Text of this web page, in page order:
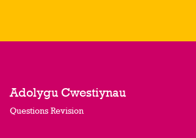
Adolygu Cwestiynau
Questions Revision